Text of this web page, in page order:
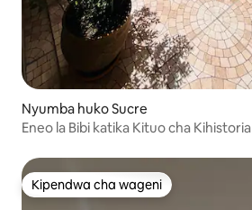
Nyumba huko Sucre
Eneo la Bibi katika Kituo cha Kihistoria
Kipendwa cha wageni
Kipendwa cha wageni